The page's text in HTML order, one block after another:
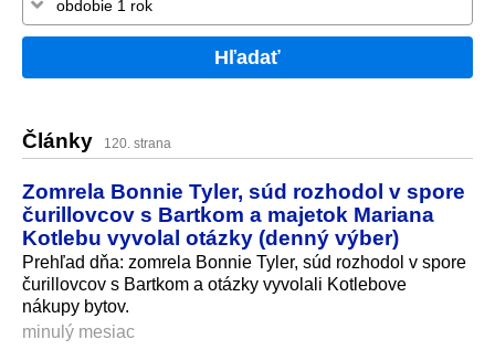
Hľadať
Články 120. strana
Zomrela Bonnie Tyler, súd rozhodol v spore
čurillovcov s Bartkom a majetok Mariana
Kotlebu vyvolal otázky (denný výber)
Prehľad dňa: zomrela Bonnie Tyler, súd rozhodol v spore
čurillovcov s Bartkom a otázky vyvolali Kotlebove
nákupy bytov.
minulý mesiac